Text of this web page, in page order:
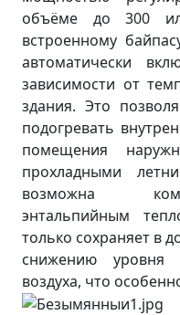
объёме до 300
встроенному
автоматически
зависимости от
здания. Это
подогревать
помещения
прохладными
возможна
энтальпийным
только сохраняет в
снижению уровня
воздуха, что